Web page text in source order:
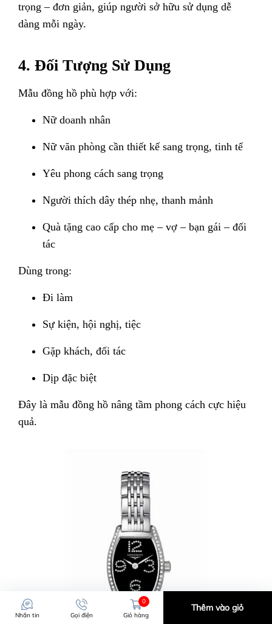
trọng – đơn giản, giúp người sở hữu sử dụng dễ
dàng mỗi ngày.
4. Đối Tượng Sử Dụng
Mẫu đồng hồ phù hợp với:
Nữ doanh nhân
Nữ văn phòng cần thiết kế sang trọng, tinh tế
Yêu phong cách sang trọng
Người thích dây thép nhẹ, thanh mảnh
Quà tặng cao cấp cho mẹ – vợ – bạn gái – đối
tác
Dùng trong:
Đi làm
Sự kiện, hội nghị, tiệc
Gặp khách, đối tác
Dịp đặc biệt
Đây là mẫu đồng hồ nâng tầm phong cách cực hiệu
quả.
Nhắn tin Gọi điện
0
Giỏ hàng
Thêm vào giỏ